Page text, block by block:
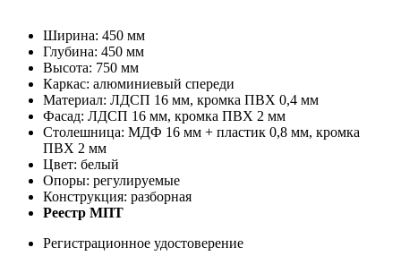
Ширина: 450 мм
Глубина: 450 мм
Высота: 750 мм
Каркас: алюминиевый спереди
Материал: ЛДСП 16 мм, кромка ПВХ 0,4 мм
Фасад: ЛДСП 16 мм, кромка ПВХ 2 мм
Столешница: МДФ 16 мм + пластик 0,8 мм, кромка
ПВХ 2 мм
Цвет: белый
Опоры: регулируемые
Конструкция: разборная
Реестр МПТ
Регистрационное удостоверение